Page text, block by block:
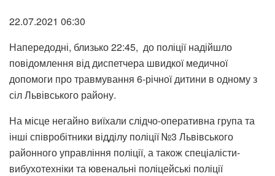
22.07.2021 06:30
Напередодні, близько 22:45, до поліції надійшло
повідомлення від диспетчера швидкої медичної
допомоги про травмування 6-річної дитини в одному з
сіл Львівського району.
На місце негайно виїхали слідчо-оперативна група та
інші співробітники відділу поліції №3 Львівського
районного управління поліції, а також спеціалісти-
вибухотехніки та ювенальні поліцейські поліції